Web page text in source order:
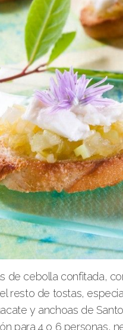
de cebolla confitada,
resto de tostas,
y anchoas de
para 4 o 6 personas,